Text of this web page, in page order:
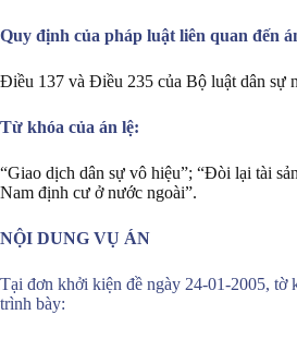
Quy định của pháp luật liên quan đến
Điều 137 và Điều 235 của Bộ luật dân sự
Từ khóa của án lệ:
“Giao dịch dân sự vô hiệu”; “Đòi lại tài
Nam định cư ở nước ngoài”.
NỘI DUNG VỤ ÁN
Tại đơn khởi kiện đề ngày 24-01-2005, tờ
trình bày: